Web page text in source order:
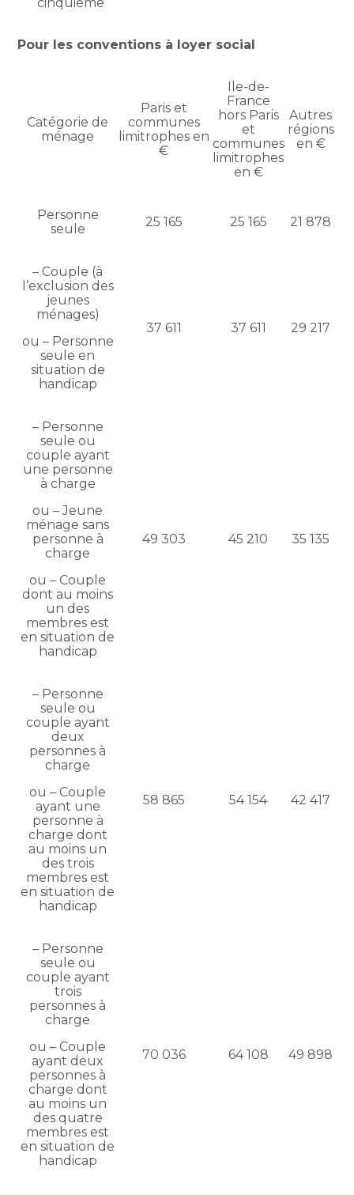
Pour les conventions à loyer social
Catégorie de
ménage
Paris et
communes
limitrophes en
€
Ile-de-
France
hors Paris
et
communes
limitrophes
en €
Autres
régions
en €
Personne
seule
25 165 25 165 21 878
– Couple (à
l’exclusion des
jeunes
ménages)
ou – Personne
seule en
situation de
handicap
37 611 37 611 29 217
– Personne
seule ou
couple ayant
une personne
à charge
ou – Jeune
ménage sans
personne à
charge
ou – Couple
dont au moins
un des
membres est
en situation de
handicap
49 303 45 210 35 135
– Personne
seule ou
couple ayant
deux
personnes à
charge
ou – Couple
ayant une
personne à
charge dont
au moins un
des trois
membres est
en situation de
handicap
58 865 54 154 42 417
– Personne
seule ou
couple ayant
trois
personnes à
charge
ou – Couple
ayant deux
personnes à
charge dont
au moins un
des quatre
membres est
en situation de
handicap
70 036 64 108 49 898